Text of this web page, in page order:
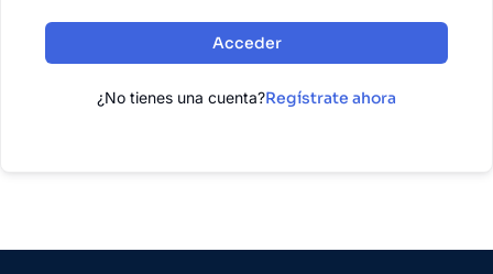
Acceder
¿No tienes una cuenta?Regístrate ahora